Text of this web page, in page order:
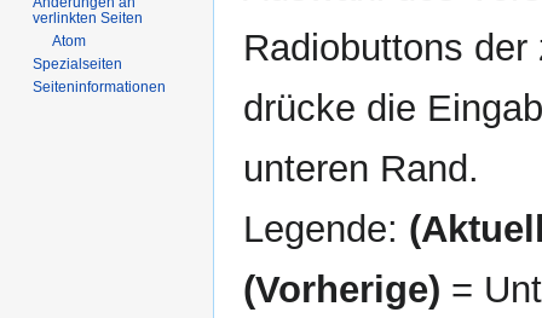
Radiobuttons
drücke die
unteren Rand.
Legende:
(Vorherige) =
verlinkten Seiten
Atom
Spezialseiten
Seiten­­informationen